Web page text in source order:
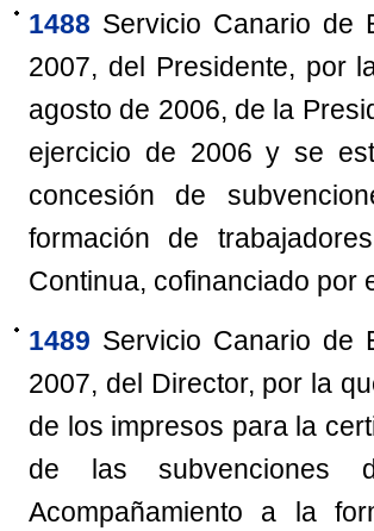
1488 Servicio Canario de
2007, del Presidente, por
agosto de 2006, de la
ejercicio de 2006 y se
concesión de
formación de
Continua, cofinanciado por
1489 Servicio Canario de
2007, del Director, por la
de los impresos para la
de las subvenciones
Acompañamiento a la